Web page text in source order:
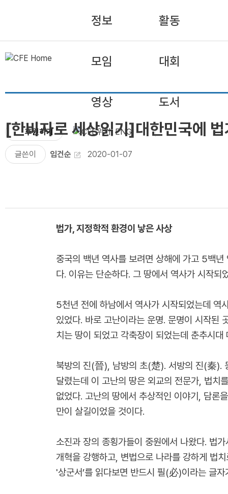
정보 활동
모임 대회
영상 도서
후원하기 ENG
[한비자로 세상읽기]대한민국에
글쓴이 임건순 2020-01-07
법가, 지정학적 환경이 낳은 사상
중국의 백년 역사를 보려면 상해에 가고 5백
다. 이유는 단순하다. 그 땅에서 역사가 시작되
5천년 전에 하남에서 역사가 시작되었는데 역
있었다. 바로 고난이라는 운명. 문명이 시작된
치는 땅이 되었고 각축장이 되었는데 춘추시대
북방의 진(晉), 남방의 초(楚). 서방의 진(秦).
달렸는데 이 고난의 땅은 외교의 전문가, 법치
없었다. 고난의 땅에서 추상적인 이야기, 담론
만이 살길이었을 것이다.
소진과 장의 종횡가들이 중원에서 나왔다. 법
개혁을 강행하고, 변법으로 나라를 강하게 법
'상군서’를 읽다보면 반드시 필(必)이라는 글자